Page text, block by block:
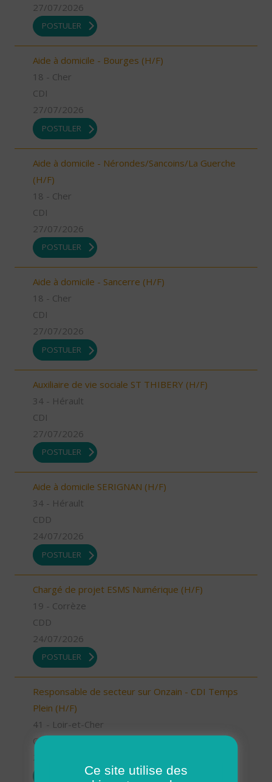
27/07/2026
POSTULER
Aide à domicile - Bourges (H/F)
18 - Cher
CDI
27/07/2026
POSTULER
Aide à domicile - Nérondes/Sancoins/La Guerche
(H/F)
18 - Cher
CDI
27/07/2026
POSTULER
Aide à domicile - Sancerre (H/F)
18 - Cher
CDI
27/07/2026
POSTULER
Auxiliaire de vie sociale ST THIBERY (H/F)
34 - Hérault
CDI
27/07/2026
POSTULER
Aide à domicile SERIGNAN (H/F)
34 - Hérault
CDD
24/07/2026
POSTULER
Chargé de projet ESMS Numérique (H/F)
19 - Corrèze
CDD
24/07/2026
POSTULER
Responsable de secteur sur Onzain - CDI Temps
Plein (H/F)
41 - Loir-et-Cher
CDI
Ce site utilise des